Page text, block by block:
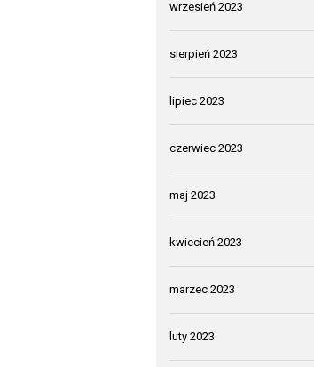
wrzesień 2023
sierpień 2023
lipiec 2023
czerwiec 2023
maj 2023
kwiecień 2023
marzec 2023
luty 2023